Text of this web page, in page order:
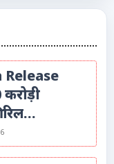
Release
6